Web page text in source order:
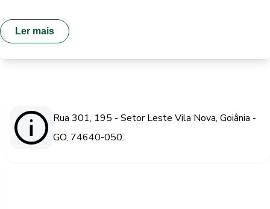
Ler mais
Rua 301, 195 - Setor Leste Vila Nova, Goiânia -
GO, 74640-050.